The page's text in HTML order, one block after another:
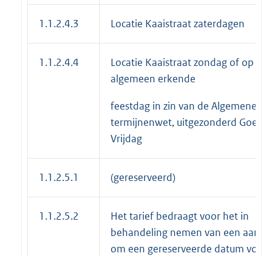
1.1.2.4.3 Locatie Kaaistraat zaterdagen
1.1.2.4.4
Locatie Kaaistraat zondag of op
algemeen erkende
feestdag in zin van de Algemene
termijnenwet, uitgezonderd Goede
Vrijdag
1.1.2.5.1 (gereserveerd)
1.1.2.5.2
Het tarief bedraagt voor het in
behandeling nemen van een
om een gereserveerde datum voor